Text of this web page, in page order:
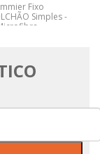
Fixo
Simples -